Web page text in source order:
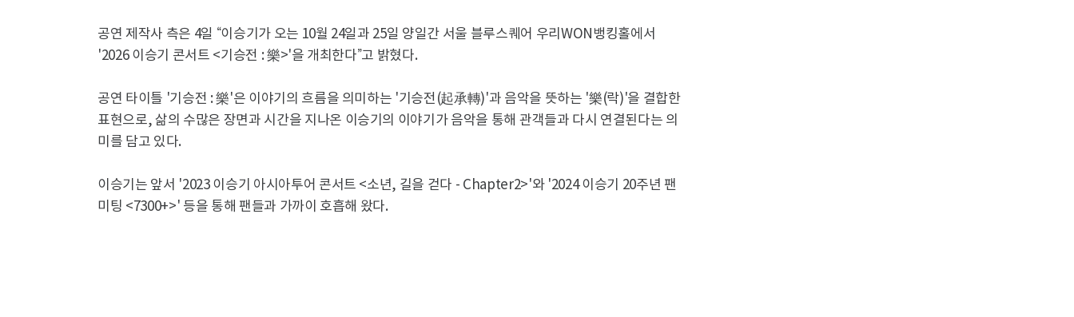
공연 제작사 측은 4일 “이승기가 오는 10월 24일과 25일 양일간 서울 블루스퀘어 우리WON뱅킹홀에서
'2026 이승기 콘서트 <기승전 : 樂>'을 개최한다”고 밝혔다.
공연 타이틀 '기승전 : 樂'은 이야기의 흐름을 의미하는 '기승전(起承轉)'과 음악을 뜻하는 '樂(락)'을 결합한
표현으로, 삶의 수많은 장면과 시간을 지나온 이승기의 이야기가 음악을 통해 관객들과 다시 연결된다는 의
미를 담고 있다.
이승기는 앞서 '2023 이승기 아시아투어 콘서트 <소년, 길을 걷다 - Chapter2>'와 '2024 이승기 20주년 팬
미팅 <7300+>' 등을 통해 팬들과 가까이 호흡해 왔다.